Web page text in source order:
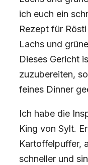
ich euch ein
Rezept für
Lachs und
Dieses Gericht
zuzubereiten,
feines Dinner
Ich habe die
King von Sylt.
Kartoffelpuffer,
schneller und